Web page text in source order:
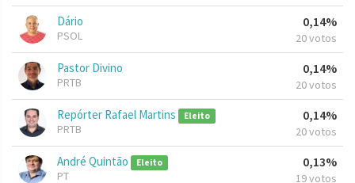
Dário
PSOL
0,14%
20 votos
Pastor Divino
PRTB
0,14%
20 votos
Repórter Rafael Martins Eleito
PRTB
0,14%
20 votos
André Quintão Eleito
PT
0,13%
19 votos